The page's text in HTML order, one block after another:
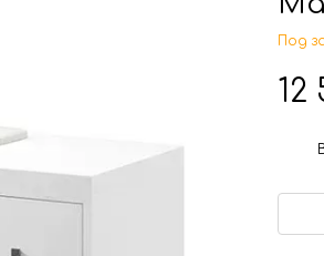
Под
12